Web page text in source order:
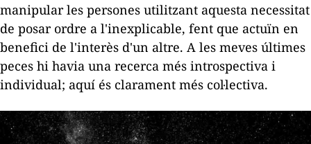
manipular les persones utilitzant aquesta necessitat
de posar ordre a l'inexplicable, fent que actuïn en
benefici de l'interès d'un altre. A les meves últimes
peces hi havia una recerca més introspectiva i
individual; aquí és clarament més col·lectiva.